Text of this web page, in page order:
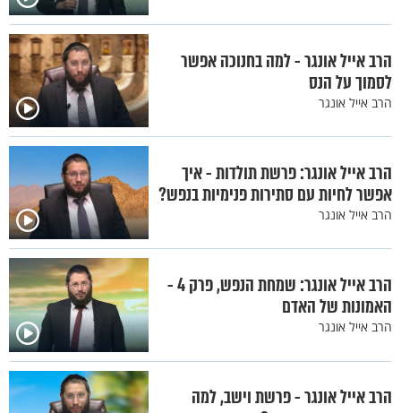
הרב אייל אונגר - למה בחנוכה אפשר
לסמוך על הנס
הרב אייל אונגר
הרב אייל אונגר: פרשת תולדות - איך
אפשר לחיות עם סתירות פנימיות בנפש?
הרב אייל אונגר
הרב אייל אונגר: שמחת הנפש, פרק 4 -
האמונות של האדם
הרב אייל אונגר
הרב אייל אונגר - פרשת וישב, למה